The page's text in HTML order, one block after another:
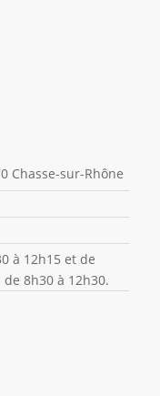
Chasse-sur-Rhône
à 12h15 et de
8h30 à 12h30.